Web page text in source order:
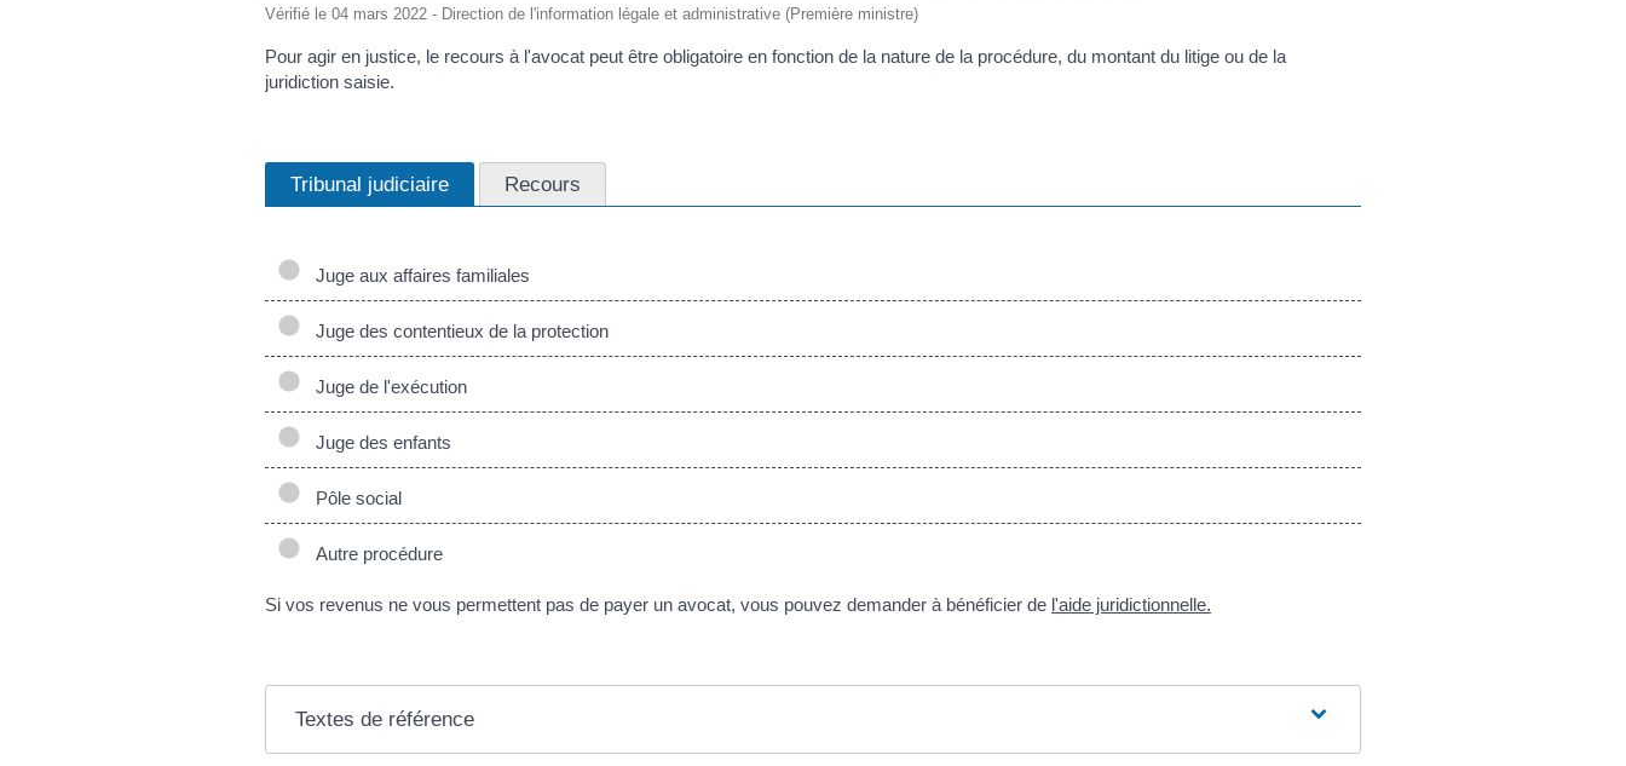
Vérifié le 04 mars 2022 - Direction de l'information légale et administrative (Première ministre)
Pour agir en justice, le recours à l'avocat peut être obligatoire en fonction de la nature de la procédure, du montant du litige ou de la
juridiction saisie.
Tribunal judiciaire Recours
Juge aux affaires familiales
Juge des contentieux de la protection
Juge de l'exécution
Juge des enfants
Pôle social
Autre procédure
Si vos revenus ne vous permettent pas de payer un avocat, vous pouvez demander à bénéficier de l'aide juridictionnelle.
Textes de référence